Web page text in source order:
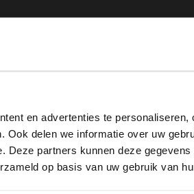
en advertenties te
Ook delen we informatie over uw
Deze partners kunnen deze
op basis van uw gebruik van
It looks like your language isn't Dutch.